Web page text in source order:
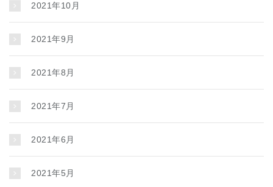
2021年10月
2021年9月
2021年8月
2021年7月
2021年6月
2021年5月